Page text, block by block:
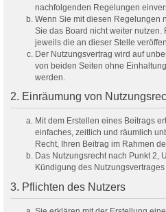
nachfolgenden Regelungen
Wenn Sie mit diesen Regelungen
Sie das Board nicht weiter
jeweils die an dieser Stelle
Der Nutzungsvertrag wird auf
von beiden Seiten ohne
werden.
2. Einräumung von
Mit dem Erstellen eines Beitrags
einfaches, zeitlich und räumlich
Recht, Ihren Beitrag im Rahmen
Das Nutzungsrecht nach Punkt 2,
Kündigung des
3. Pflichten des Nutzers